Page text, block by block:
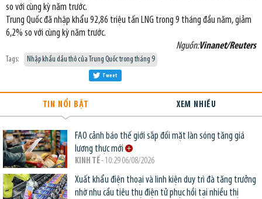
so với cùng kỳ năm trước.
Trung Quốc đã nhập khẩu 92,86 triệu tấn LNG trong 9 tháng đầu năm, giảm
6,2% so với cùng kỳ năm trước.
Nguồn:Vinanet/Reuters
Tags: Nhập khẩu dầu thô của Trung Quốc trong tháng 9
Tweet
TIN NỔI BẬT XEM NHIỀU
FAO cảnh báo thế giới sắp đối mặt làn sóng tăng giá
lương thực mới
KINH TẾ- 10:29 06/08/2026
Xuất khẩu điện thoại và linh kiện duy trì đà tăng trưởng
nhờ nhu cầu tiêu thụ điện tử phục hồi tại nhiều thị